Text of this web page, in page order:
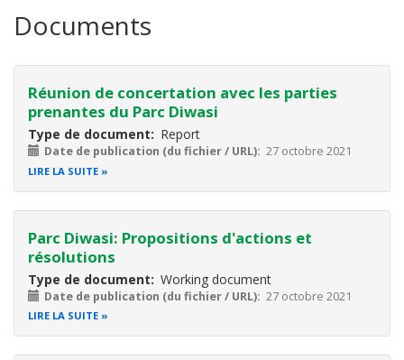
Documents
Réunion de concertation avec les parties
prenantes du Parc Diwasi
Type de document Report
Date de publication (du fichier / URL) 27 octobre 2021
LIRE LA SUITE
Parc Diwasi: Propositions d'actions et
résolutions
Type de document Working document
Date de publication (du fichier / URL) 27 octobre 2021
LIRE LA SUITE